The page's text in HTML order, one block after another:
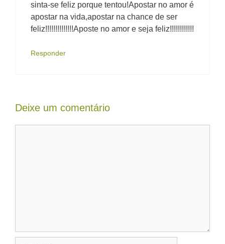
sinta-se feliz porque tentou!Apostar no amor é
apostar na vida,apostar na chance de ser
feliz!!!!!!!!!!!!!!Aposte no amor e seja feliz!!!!!!!!!!!!
Responder
Deixe um comentário